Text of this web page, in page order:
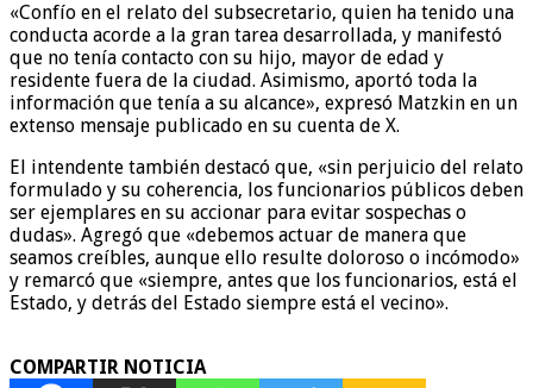
«Confío en el relato del subsecretario, quien ha tenido una
conducta acorde a la gran tarea desarrollada, y manifestó
que no tenía contacto con su hijo, mayor de edad y
residente fuera de la ciudad. Asimismo, aportó toda la
información que tenía a su alcance», expresó Matzkin en un
extenso mensaje publicado en su cuenta de X.
El intendente también destacó que, «sin perjuicio del relato
formulado y su coherencia, los funcionarios públicos deben
ser ejemplares en su accionar para evitar sospechas o
dudas». Agregó que «debemos actuar de manera que
seamos creíbles, aunque ello resulte doloroso o incómodo»
y remarcó que «siempre, antes que los funcionarios, está el
Estado, y detrás del Estado siempre está el vecino».
COMPARTIR NOTICIA